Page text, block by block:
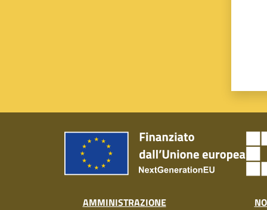
AMMINISTRAZIONE